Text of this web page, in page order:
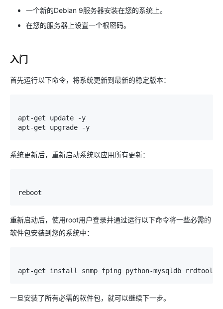
一个新的Debian 9服务器安装在您的系统上。
在您的服务器上设置一个根密码。
入门
首先运行以下命令，将系统更新到最新的稳定版本：
apt-get update -y
apt-get upgrade -y
系统更新后，重新启动系统以应用所有更新：
reboot
重新启动后，使用root用户登录并通过运行以下命令将一些必需的
软件包安装到您的系统中：
apt-get install snmp fping python-mysqldb rrdtool
一旦安装了所有必需的软件包，就可以继续下一步。